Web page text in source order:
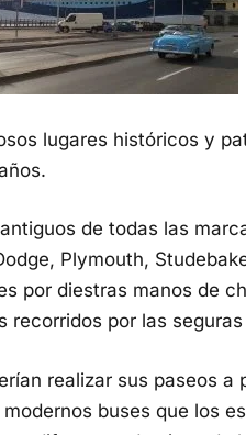
lugares históricos y
de todas las
Plymouth,
por diestras manos de
recorridos por las
realizar sus paseos
buses que los